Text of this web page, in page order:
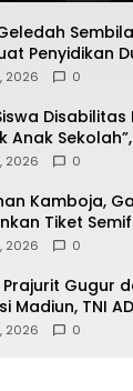
Penyidikan
Sukoharjo
2026 0
Anak
dan
2026 0
Kamboja,
Tiket
2026 0
Prajurit Gugur
Madiun, TNI
2026 0